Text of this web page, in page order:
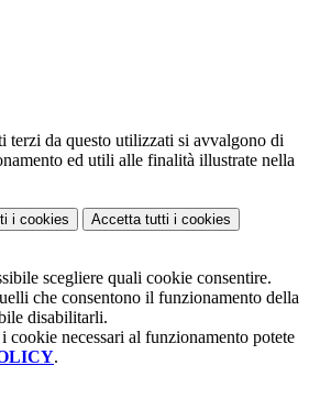
terzi da questo utilizzati si avvalgono di
ed utili alle finalità illustrate nella
i cookies Accetta tutti i cookies
scegliere quali cookie consentire.
che consentono il funzionamento della
disabilitarli.
cookie necessari al funzionamento potete
.